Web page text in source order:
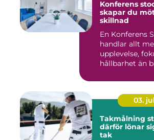
Konferens
skapar du
skillnad
En Konferens
handlar allt
upplevelse,
hållbarhet än
03. jul
Takmålning
därför lönar
tak